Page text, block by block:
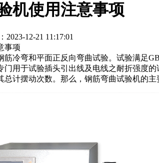
机使用注意事项
12-21 11:17:01
事项
冷弯和平面正反向弯曲试验。试验满足GB/
门用于试验插头引出线及电线之耐折强度
总计摆动次数。那么，钢筋弯曲试验机的